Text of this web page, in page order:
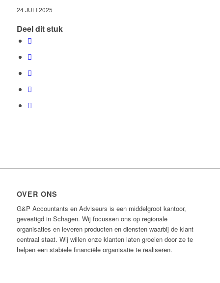
24 JULI 2025
Deel dit stuk
OVER ONS
G&P Accountants en Adviseurs is een middelgroot kantoor,
gevestigd in Schagen. Wij focussen ons op regionale
organisaties en leveren producten en diensten waarbij de klant
centraal staat. Wij willen onze klanten laten groeien door ze te
helpen een stabiele financiële organisatie te realiseren.